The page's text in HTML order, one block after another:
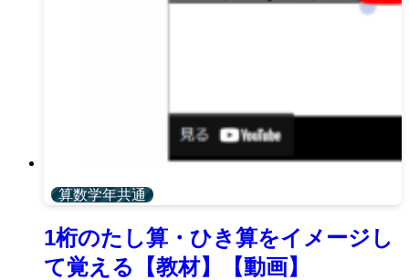
算数学年共通
1桁のたし算・ひき算をイメージし
て覚える【教材】【動画】